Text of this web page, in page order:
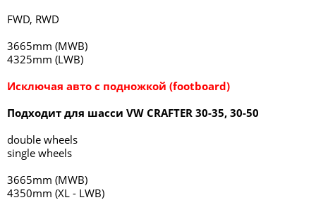
FWD, RWD
3665mm (MWB)
4325mm (LWB)
Исключая авто с подножкой (footboard)
Подходит для шасси VW CRAFTER 30-35, 30-50
double wheels
single wheels
3665mm (MWB)
4350mm (XL - LWB)